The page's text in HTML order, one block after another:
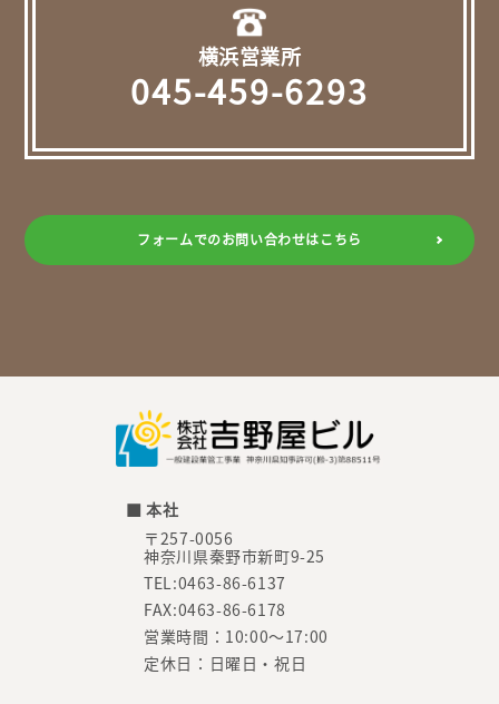
横浜営業所
045-459-6293
フォームでのお問い合わせはこちら
■ 本社
〒257-0056
神奈川県秦野市新町9-25
TEL:0463-86-6137
FAX:0463-86-6178
営業時間：10:00～17:00
定休日：日曜日・祝日